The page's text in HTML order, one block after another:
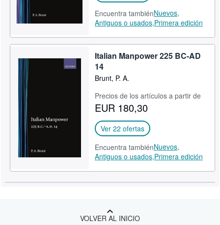
Encuentra tambiénNuevos,
Antiguos o usados,Primera edición
Italian Manpower 225 BC-AD
14
Brunt, P. A.
Precios de los artículos a partir de
EUR 180,30
Ver 22 ofertas
Encuentra tambiénNuevos,
Antiguos o usados,Primera edición
VOLVER AL INICIO